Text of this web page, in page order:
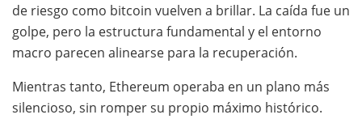
de riesgo como bitcoin vuelven a brillar. La caída fue un
golpe, pero la estructura fundamental y el entorno
macro parecen alinearse para la recuperación.
Mientras tanto, Ethereum operaba en un plano más
silencioso, sin romper su propio máximo histórico.